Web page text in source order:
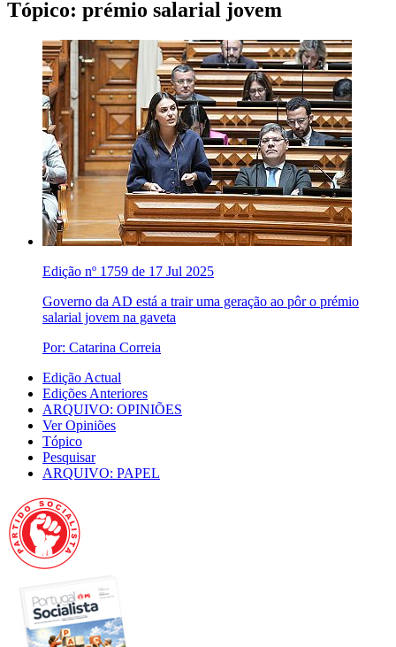
Tópico: prémio salarial jovem
Edição nº 1759 de 17 Jul 2025
Governo da AD está a trair uma geração ao pôr o prémio
salarial jovem na gaveta
Por: Catarina Correia
Edição Actual
Edições Anteriores
ARQUIVO: OPINIÕES
Ver Opiniões
Tópico
Pesquisar
ARQUIVO: PAPEL